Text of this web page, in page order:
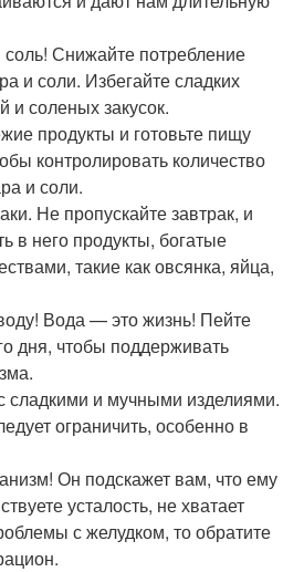
соль! Снижайте потребление
и соли. Избегайте сладких
и соленых закусок.
продукты и готовьте пищу
контролировать количество
и соли.
Не пропускайте завтрак, и
в него продукты, богатые
такие как овсянка, яйца,
Вода — это жизнь! Пейте
дня, чтобы поддерживать
сладкими и мучными изделиями.
ограничить, особенно в
Он подскажет вам, что ему
усталость, не хватает
с желудком, то обратите